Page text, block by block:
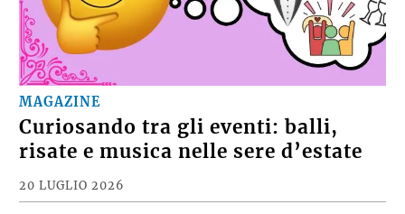
MAGAZINE
Curiosando tra gli eventi: balli,
risate e musica nelle sere d’estate
20 LUGLIO 2026